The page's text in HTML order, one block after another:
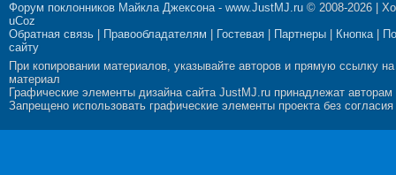
Форум поклонников Майкла Джексона- www.JustMJ.ru © 2008-2026 |
uCoz
Обратная связь
Правообладателям Гостевая Партнеры Кнопка|
сайту
При копировании материалов, указывайте авторов и прямую ссылку на
материал
Графические элементы дизайна сайта JustMJ.ru принадлежат авторам
Запрещено использовать графические элементы проекта без согласия